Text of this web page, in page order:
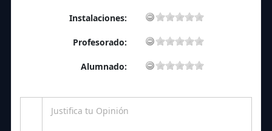
Instalaciones:
Profesorado:
Alumnado: